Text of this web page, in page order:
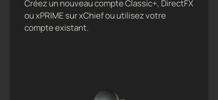
Créez un nouveau compte Classic+, DirectFX
ou xPRIME sur xChief ou utilisez votre
compte existant.